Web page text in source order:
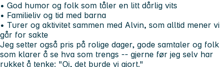
• God humor og folk som tåler en litt dårlig vits
• Familieliv og tid med barna
• Turer og aktivitet sammen med Alvin, som alltid mener vi
går for sakte
Jeg setter også pris på rolige dager, gode samtaler og folk
som klarer å se hva som trengs -- gjerne før jeg selv har
rukket å tenke: "Oi, det burde vi gjort."